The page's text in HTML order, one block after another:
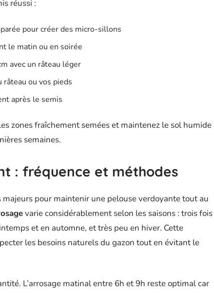
réussi :
pour créer des micro-sillons
le matin ou en soirée
avec un râteau léger
râteau ou vos pieds
après le semis
zones fraîchement semées et maintenez le sol humide
semaines.
: fréquence et méthodes
majeurs pour maintenir une pelouse verdoyante tout au
varie considérablement selon les saisons : trois fois
et en automne, et très peu en hiver. Cette
les besoins naturels du gazon tout en évitant le
L’arrosage matinal entre 6h et 9h reste optimal car